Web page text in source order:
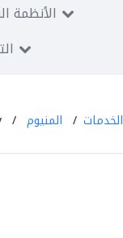
الأنظمة
الخدمات المنيوم